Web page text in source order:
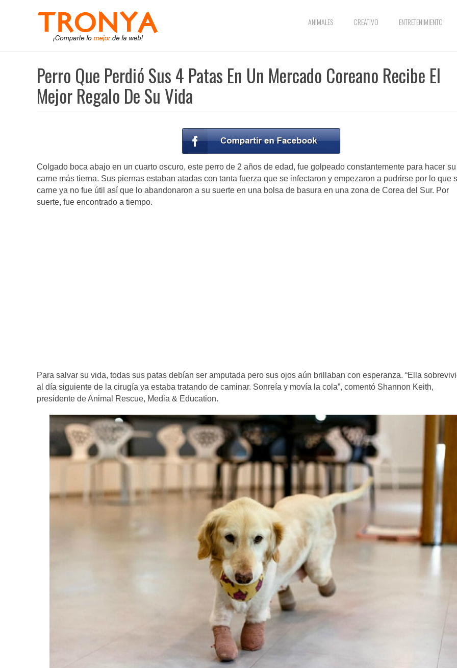
ANIMALES CREATIVO ENTRETENIMIENTO
Perro Que Perdió Sus 4 Patas En Un Mercado Coreano Recibe El
Mejor Regalo De Su Vida
Colgado boca abajo en un cuarto oscuro, este perro de 2 años de edad, fue golpeado constantemente para hacer su
carne más tierna. Sus piernas estaban atadas con tanta fuerza que se infectaron y empezaron a pudrirse por lo que
carne ya no fue útil así que lo abandonaron a su suerte en una bolsa de basura en una zona de Corea del Sur. Por
suerte, fue encontrado a tiempo.
Para salvar su vida, todas sus patas debían ser amputada pero sus ojos aún brillaban con esperanza. “Ella
al día siguiente de la cirugía ya estaba tratando de caminar. Sonreía y movía la cola”, comentó Shannon Keith,
presidente de Animal Rescue, Media & Education.